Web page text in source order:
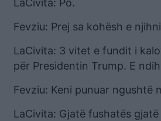
LaCivita: Po.
Fevziu: Prej sa kohësh e
LaCivita: 3 vitet e fundit i
për Presidentin Trump. E
Fevziu: Keni punuar ngushtë
LaCivita: Gjatë fushatës